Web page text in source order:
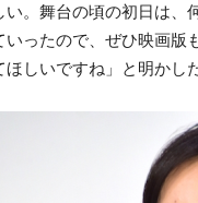
い。舞台の頃の初日は
いったので、ぜひ映画
ほしいですね」と明かし